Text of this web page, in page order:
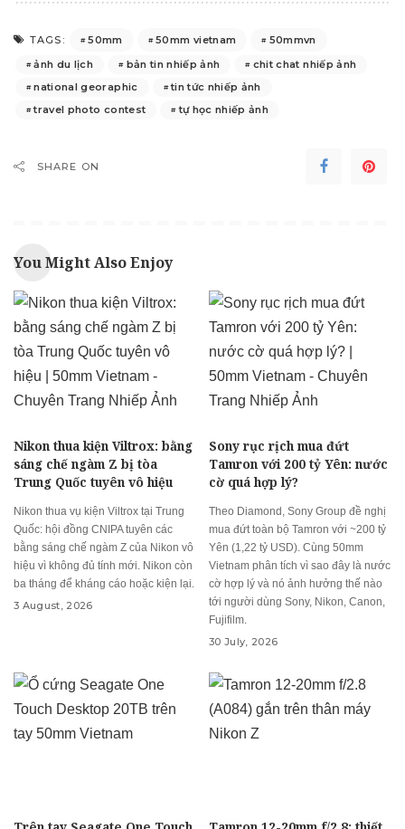
TAGS: 50mm 50mm vietnam
50mmvn
ảnh du lịch
bản tin nhiếp ảnh
chit chat nhiếp ảnh
national georaphic
tin tức nhiếp ảnh
travel photo contest
tự học nhiếp ảnh
SHARE ON
You Might Also Enjoy
Nikon thua kiện Viltrox: bằng
sáng chế ngàm Z bị tòa
Trung Quốc tuyên vô hiệu
Nikon thua vụ kiện Viltrox tại Trung
Quốc: hội đồng CNIPA tuyên các
bằng sáng chế ngàm Z của Nikon vô
hiệu vì không đủ tính mới. Nikon còn
ba tháng để kháng cáo hoặc kiện lại.
3 August, 2026
Sony rục rịch mua đứt
Tamron với 200 tỷ Yên: nước
cờ quá hợp lý?
Theo Diamond, Sony Group đề nghị
mua đứt toàn bộ Tamron với ~200 tỷ
Yên (1,22 tỷ USD). Cùng 50mm
Vietnam phân tích vì sao đây là nước
cờ hợp lý và nó ảnh hưởng thế nào
tới người dùng Sony, Nikon, Canon,
Fujifilm.
30 July, 2026